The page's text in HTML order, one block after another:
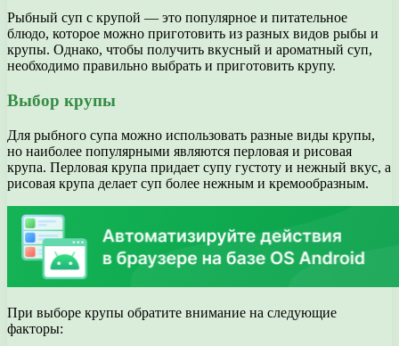
Рыбный суп с крупой — это популярное и питательное
блюдо, которое можно приготовить из разных видов рыбы и
крупы. Однако, чтобы получить вкусный и ароматный суп,
необходимо правильно выбрать и приготовить крупу.
Выбор крупы
Для рыбного супа можно использовать разные виды крупы,
но наиболее популярными являются перловая и рисовая
крупа. Перловая крупа придает супу густоту и нежный вкус, а
рисовая крупа делает суп более нежным и кремообразным.
При выборе крупы обратите внимание на следующие
факторы: